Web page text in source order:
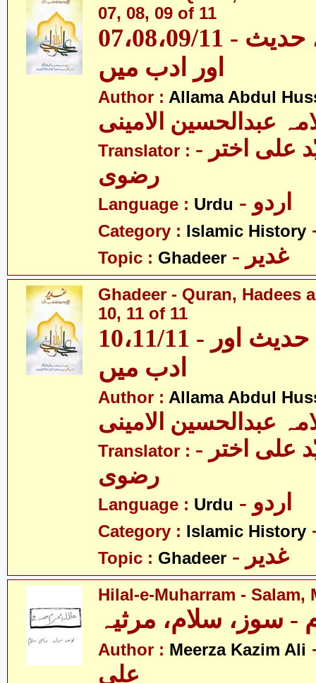
07, 08, 09 of 11
07،08،09/11 - غدیر - قرآن، حدیث
اور ادب میں
Author : Allama Abdul
عبدالحسین الامینی
Translator : - مولانا سیّد علی اختر
رضوی
Language : Urdu - اردو
Category : Islamic History
Topic : Ghadeer - غدیر
Ghadeer - Quran, Hadees
10, 11 of 11
10،11/11 - غدیر - قرآن، حدیث اور
ادب میں
Author : Allama Abdul
عبدالحسین الامینی
Translator : - مولانا سیّد علی اختر
رضوی
Language : Urdu - اردو
Category : Islamic History
Topic : Ghadeer - غدیر
Hilal-e-Muharram - Salam,
- سوز، سلام، مرثیہ
Author : Meerza Kazim Ali
علی